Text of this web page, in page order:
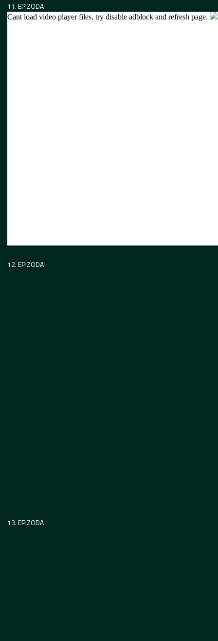
11. EPIZODA
12. EPIZODA
13. EPIZODA